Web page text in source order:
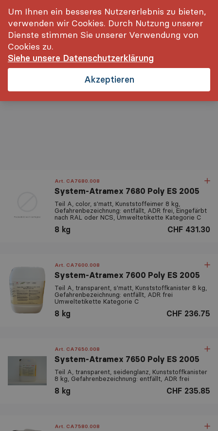
Um Ihnen ein besseres Nutzererlebnis zu bieten,
verwenden wir Cookies. Durch Nutzung unserer
Dienste stimmen Sie unserer Verwendung von
Cookies zu.
Siehe unsere Datenschutzerklärung
Akzeptieren
inkl. MwSt. Login
Relevanz
Art. CA7680.008
System-Atramex 7680 Poly ES 2005
Teil A, color, s'matt, Kunststoffeimer 8 kg,
Gefahrenbezeichnung: entfällt, ADR frei, Eingefärbt
nach RAL oder NCS, Umweltetikette Kategorie C
8 kg CHF 431.30
Art. CA7600.008
System-Atramex 7600 Poly ES 2005
Teil A, transparent, s'matt, Kunststoffkanister 8 kg,
Gefahrenbezeichnung: entfällt, ADR frei
Umweltetikette Kategorie C
8 kg CHF 236.75
Art. CA7650.008
System-Atramex 7650 Poly ES 2005
Teil A, transparent, seidenglanz, Kunststoffkanister
8 kg, Gefahrenbezeichnung: entfällt, ADR frei
8 kg CHF 235.85
Art. CA7580.008